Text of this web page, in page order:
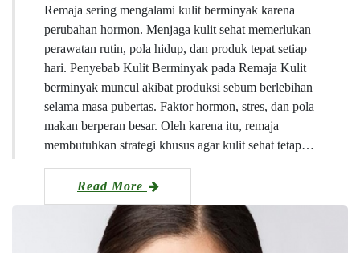
Remaja sering mengalami kulit berminyak karena
perubahan hormon. Menjaga kulit sehat memerlukan
perawatan rutin, pola hidup, dan produk tepat setiap
hari. Penyebab Kulit Berminyak pada Remaja Kulit
berminyak muncul akibat produksi sebum berlebihan
selama masa pubertas. Faktor hormon, stres, dan pola
makan berperan besar. Oleh karena itu, remaja
membutuhkan strategi khusus agar kulit sehat tetap…
Read More